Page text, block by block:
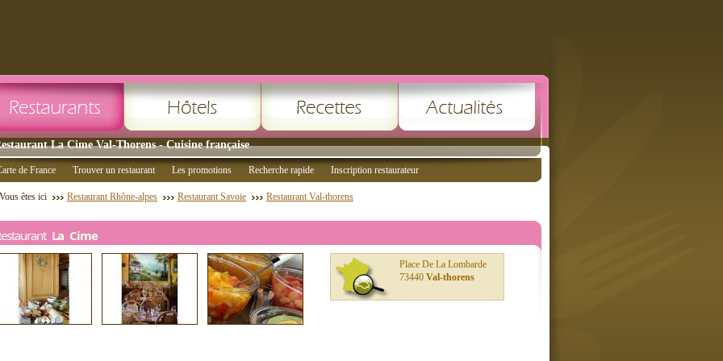
La Cime Val-Thorens - Cuisine française
de France Trouver un restaurant Les promotions Recherche rapide Inscription restaurateur
Vous êtes ici Restaurant Rhône-alpes Restaurant Savoie Restaurant Val-thorens
La Cime
Place De La Lombarde
73440 Val-thorens